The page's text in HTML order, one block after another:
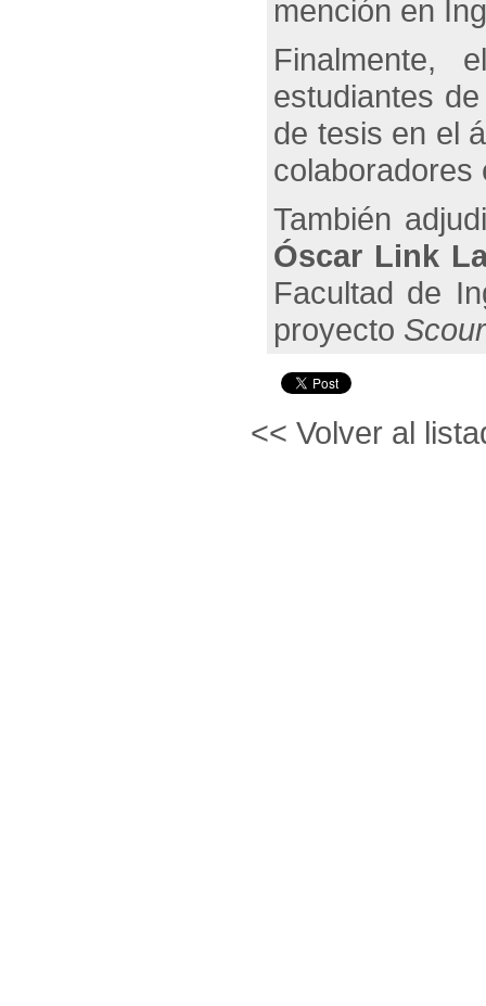
mención en
Finalmente,
estudiantes
de tesis en el
También
Óscar Link
Facultad de
proyecto
<< Volver al